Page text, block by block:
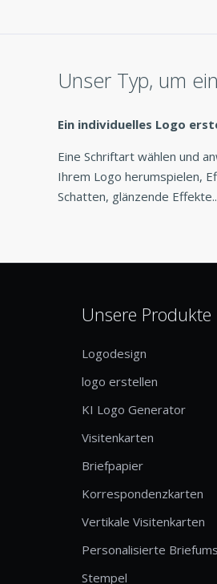
Unser Typ, um
Ein individuelles Logo
Eine Schriftart wählen und
Ihrem Logo herumspielen,
Schatten, glänzende
Unsere Produkte
Logodesign
logo erstellen
KI Logo Generator
Visitenkarten
Briefpapier
Korrespondenzkarten
Vertikale Visitenkarten
Personalisierte
Stempel